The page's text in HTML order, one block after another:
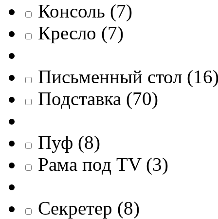
Консоль (7)
Кресло (7)
Письменный стол (16
Подставка (70)
Пуф (8)
Рама под TV (3)
Секретер (8)